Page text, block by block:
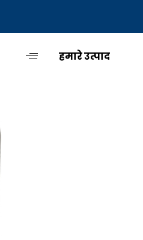
हमारे उत्पाद